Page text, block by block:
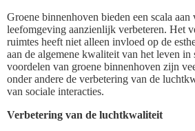
Groene binnenhoven bieden een scala aan
leefomgeving aanzienlijk verbeteren. Het
ruimtes heeft niet alleen invloed op de
aan de algemene kwaliteit van het leven
voordelen van groene binnenhoven zijn
onder andere de verbetering van de
van sociale interacties.
Verbetering van de luchtkwaliteit